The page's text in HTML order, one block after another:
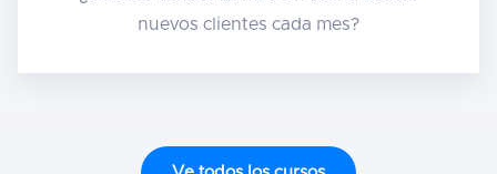
nuevos clientes cada mes?